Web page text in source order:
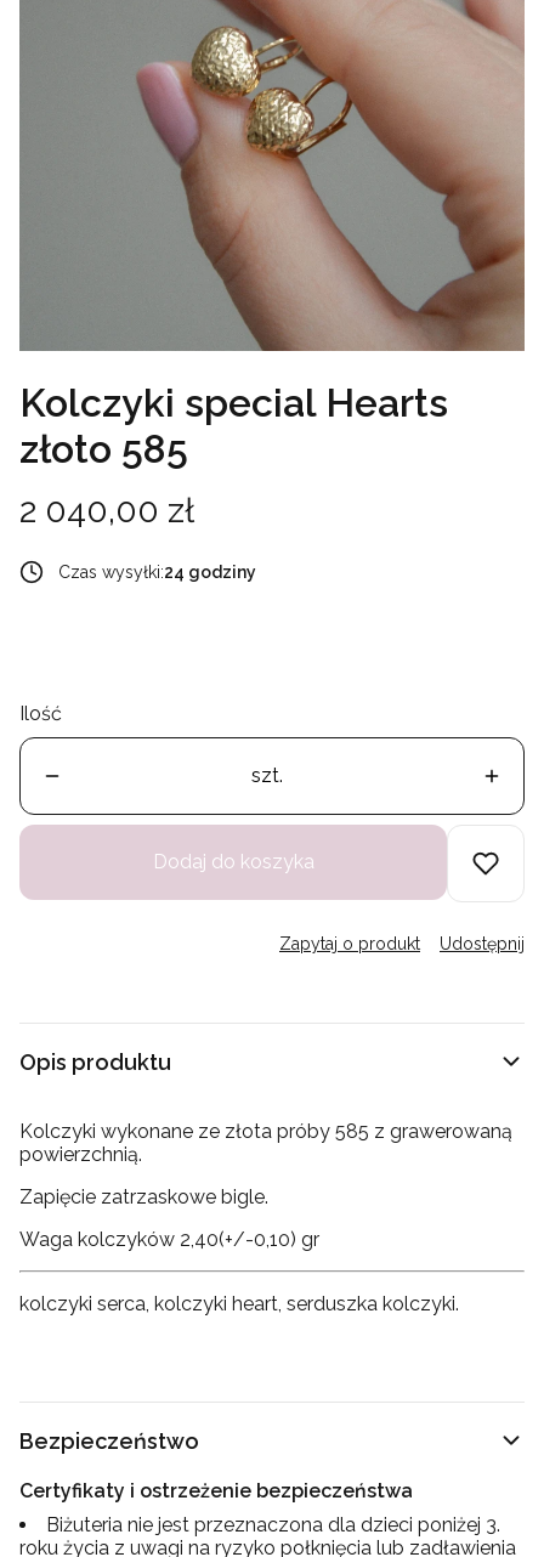
Kolczyki special Hearts
złoto 585
Cena
2 040,00 zł
Czas wysyłki:24 godziny
Ilość
szt.
Dodaj do koszyka
Zapytaj o produkt Udostępnij
Opis produktu
Kolczyki wykonane ze złota próby 585 z grawerowaną
powierzchnią.
Zapięcie zatrzaskowe bigle.
Waga kolczyków 2,40(+/-0,10) gr
kolczyki serca, kolczyki heart, serduszka kolczyki.
Bezpieczeństwo
Certyfikaty i ostrzeżenie bezpieczeństwa
Biżuteria nie jest przeznaczona dla dzieci poniżej 3.
roku życia z uwagi na ryzyko połknięcia lub zadławienia